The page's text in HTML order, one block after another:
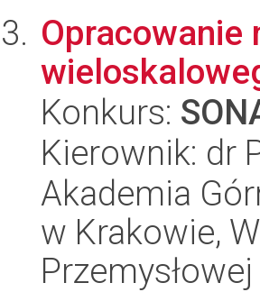
Opracowanie
Konkurs:
Kierownik: dr
Akademia
w Krakowie,
Przemysłowej